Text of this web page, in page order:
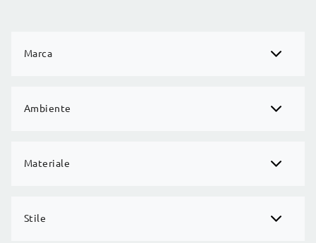
Marca
Ambiente
Materiale
Stile